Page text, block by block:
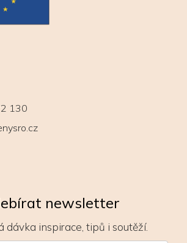
130
newsletter
dávka inspirace, tipů i soutěží.